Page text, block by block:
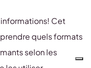
Cet
quels formats
selon les